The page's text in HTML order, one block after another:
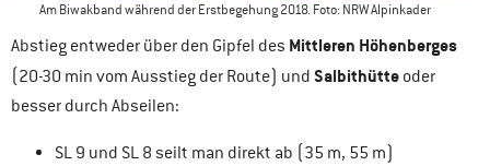
Am Biwakband während der Erstbegehung 2018. Foto: NRW Alpinkader
Abstieg entweder über den Gipfel des Mittleren Höhenberges
(20-30 min vom Ausstieg der Route) und Salbithütte oder
besser durch Abseilen:
SL 9 und SL 8 seilt man direkt ab (35 m, 55 m)